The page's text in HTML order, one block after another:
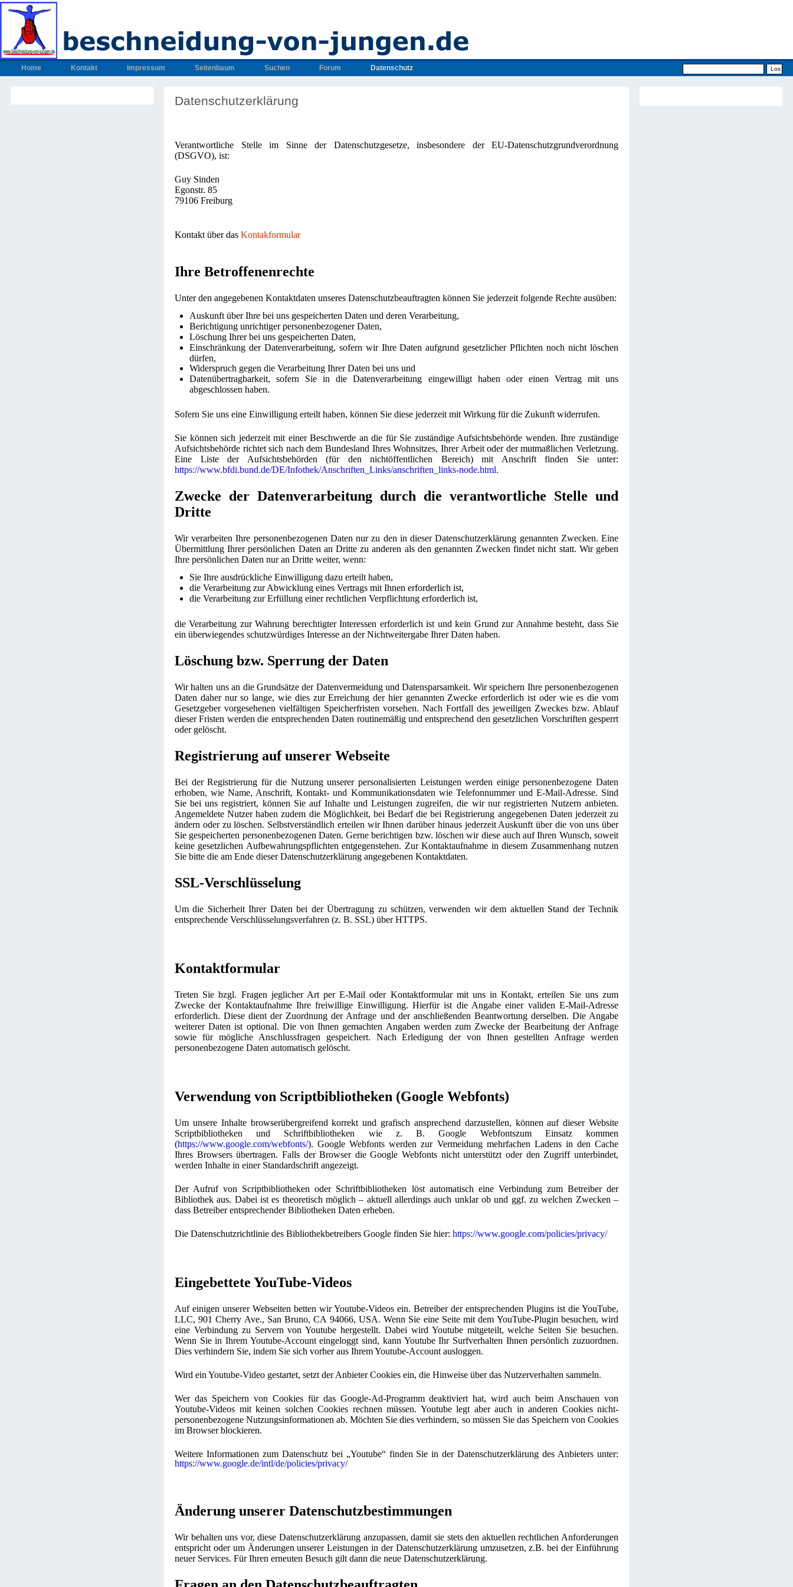
Home Kontakt Impressum Seitenbaum Suchen Forum Datenschutz
Datenschutzerklärung
Verantwortliche Stelle im Sinne der Datenschutzgesetze, insbesondere der EU-Datenschutzgrundverordnung
(DSGVO), ist:
Guy Sinden
Egonstr. 85
79106 Freiburg
Kontakt über das Kontakformular
Ihre Betroffenenrechte
Unter den angegebenen Kontaktdaten unseres Datenschutzbeauftragten können Sie jederzeit folgende Rechte ausüben:
Auskunft über Ihre bei uns gespeicherten Daten und deren Verarbeitung,
Berichtigung unrichtiger personenbezogener Daten,
Löschung Ihrer bei uns gespeicherten Daten,
Einschränkung der Datenverarbeitung, sofern wir Ihre Daten aufgrund gesetzlicher Pflichten noch nicht löschen
dürfen,
Widerspruch gegen die Verarbeitung Ihrer Daten bei uns und
Datenübertragbarkeit, sofern Sie in die Datenverarbeitung eingewilligt haben oder einen Vertrag mit uns
abgeschlossen haben.
Sofern Sie uns eine Einwilligung erteilt haben, können Sie diese jederzeit mit Wirkung für die Zukunft widerrufen.
Sie können sich jederzeit mit einer Beschwerde an die für Sie zuständige Aufsichtsbehörde wenden. Ihre zuständige
Aufsichtsbehörde richtet sich nach dem Bundesland Ihres Wohnsitzes, Ihrer Arbeit oder der mutmaßlichen Verletzung.
Eine Liste der Aufsichtsbehörden (für den nichtöffentlichen Bereich) mit Anschrift finden Sie unter:
https://www.bfdi.bund.de/DE/Infothek/Anschriften_Links/anschriften_links-node.html.
Zwecke der Datenverarbeitung durch die verantwortliche Stelle und
Dritte
Wir verarbeiten Ihre personenbezogenen Daten nur zu den in dieser Datenschutzerklärung genannten Zwecken. Eine
Übermittlung Ihrer persönlichen Daten an Dritte zu anderen als den genannten Zwecken findet nicht statt. Wir geben
Ihre persönlichen Daten nur an Dritte weiter, wenn:
Sie Ihre ausdrückliche Einwilligung dazu erteilt haben,
die Verarbeitung zur Abwicklung eines Vertrags mit Ihnen erforderlich ist,
die Verarbeitung zur Erfüllung einer rechtlichen Verpflichtung erforderlich ist,
die Verarbeitung zur Wahrung berechtigter Interessen erforderlich ist und kein Grund zur Annahme besteht, dass Sie
ein überwiegendes schutzwürdiges Interesse an der Nichtweitergabe Ihrer Daten haben.
Löschung bzw. Sperrung der Daten
Wir halten uns an die Grundsätze der Datenvermeidung und Datensparsamkeit. Wir speichern Ihre personenbezogenen
Daten daher nur so lange, wie dies zur Erreichung der hier genannten Zwecke erforderlich ist oder wie es die vom
Gesetzgeber vorgesehenen vielfältigen Speicherfristen vorsehen. Nach Fortfall des jeweiligen Zweckes bzw. Ablauf
dieser Fristen werden die entsprechenden Daten routinemäßig und entsprechend den gesetzlichen Vorschriften gesperrt
oder gelöscht.
Registrierung auf unserer Webseite
Bei der Registrierung für die Nutzung unserer personalisierten Leistungen werden einige personenbezogene Daten
erhoben, wie Name, Anschrift, Kontakt- und Kommunikationsdaten wie Telefonnummer und E-Mail-Adresse. Sind
Sie bei uns registriert, können Sie auf Inhalte und Leistungen zugreifen, die wir nur registrierten Nutzern anbieten.
Angemeldete Nutzer haben zudem die Möglichkeit, bei Bedarf die bei Registrierung angegebenen Daten jederzeit zu
ändern oder zu löschen. Selbstverständlich erteilen wir Ihnen darüber hinaus jederzeit Auskunft über die von uns über
Sie gespeicherten personenbezogenen Daten. Gerne berichtigen bzw. löschen wir diese auch auf Ihren Wunsch, soweit
keine gesetzlichen Aufbewahrungspflichten entgegenstehen. Zur Kontaktaufnahme in diesem Zusammenhang nutzen
Sie bitte die am Ende dieser Datenschutzerklärung angegebenen Kontaktdaten.
SSL-Verschlüsselung
Um die Sicherheit Ihrer Daten bei der Übertragung zu schützen, verwenden wir dem aktuellen Stand der Technik
entsprechende Verschlüsselungsverfahren (z. B. SSL) über HTTPS.
Kontaktformular
Treten Sie bzgl. Fragen jeglicher Art per E-Mail oder Kontaktformular mit uns in Kontakt, erteilen Sie uns zum
Zwecke der Kontaktaufnahme Ihre freiwillige Einwilligung. Hierfür ist die Angabe einer validen E-Mail-Adresse
erforderlich. Diese dient der Zuordnung der Anfrage und der anschließenden Beantwortung derselben. Die Angabe
weiterer Daten ist optional. Die von Ihnen gemachten Angaben werden zum Zwecke der Bearbeitung der Anfrage
sowie für mögliche Anschlussfragen gespeichert. Nach Erledigung der von Ihnen gestellten Anfrage werden
personenbezogene Daten automatisch gelöscht.
Verwendung von Scriptbibliotheken (Google Webfonts)
Um unsere Inhalte browserübergreifend korrekt und grafisch ansprechend darzustellen, können auf dieser Website
Scriptbibliotheken und Schriftbibliotheken wie z. B. Google Webfontszum Einsatz kommen
(https://www.google.com/webfonts/). Google Webfonts werden zur Vermeidung mehrfachen Ladens in den Cache
Ihres Browsers übertragen. Falls der Browser die Google Webfonts nicht unterstützt oder den Zugriff unterbindet,
werden Inhalte in einer Standardschrift angezeigt.
Der Aufruf von Scriptbibliotheken oder Schriftbibliotheken löst automatisch eine Verbindung zum Betreiber der
Bibliothek aus. Dabei ist es theoretisch möglich – aktuell allerdings auch unklar ob und ggf. zu welchen Zwecken –
dass Betreiber entsprechender Bibliotheken Daten erheben.
Die Datenschutzrichtlinie des Bibliothekbetreibers Google finden Sie hier: https://www.google.com/policies/privacy/
Eingebettete YouTube-Videos
Auf einigen unserer Webseiten betten wir Youtube-Videos ein. Betreiber der entsprechenden Plugins ist die YouTube,
LLC, 901 Cherry Ave., San Bruno, CA 94066, USA. Wenn Sie eine Seite mit dem YouTube-Plugin besuchen, wird
eine Verbindung zu Servern von Youtube hergestellt. Dabei wird Youtube mitgeteilt, welche Seiten Sie besuchen.
Wenn Sie in Ihrem Youtube-Account eingeloggt sind, kann Youtube Ihr Surfverhalten Ihnen persönlich zuzuordnen.
Dies verhindern Sie, indem Sie sich vorher aus Ihrem Youtube-Account ausloggen.
Wird ein Youtube-Video gestartet, setzt der Anbieter Cookies ein, die Hinweise über das Nutzerverhalten sammeln.
Wer das Speichern von Cookies für das Google-Ad-Programm deaktiviert hat, wird auch beim Anschauen von
Youtube-Videos mit keinen solchen Cookies rechnen müssen. Youtube legt aber auch in anderen Cookies nicht-
personenbezogene Nutzungsinformationen ab. Möchten Sie dies verhindern, so müssen Sie das Speichern von Cookies
im Browser blockieren.
Weitere Informationen zum Datenschutz bei „Youtube“ finden Sie in der Datenschutzerklärung des Anbieters unter:
https://www.google.de/intl/de/policies/privacy/
Änderung unserer Datenschutzbestimmungen
Wir behalten uns vor, diese Datenschutzerklärung anzupassen, damit sie stets den aktuellen rechtlichen Anforderungen
entspricht oder um Änderungen unserer Leistungen in der Datenschutzerklärung umzusetzen, z.B. bei der Einführung
neuer Services. Für Ihren erneuten Besuch gilt dann die neue Datenschutzerklärung.